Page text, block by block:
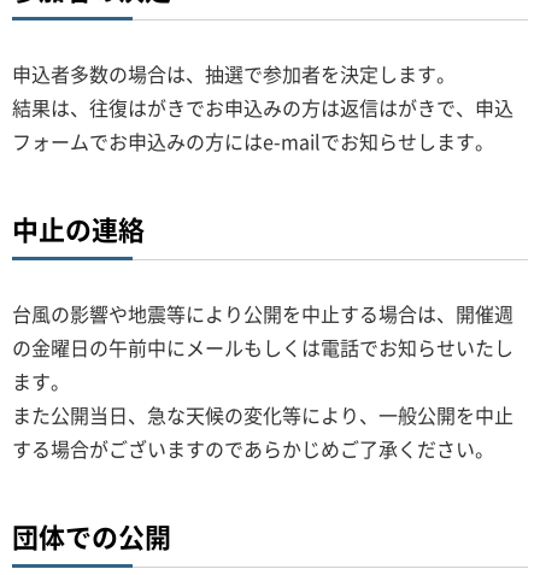
申込者多数の場合は、抽選で参加者を決定します。
結果は、往復はがきでお申込みの方は返信はがきで、申込
フォームでお申込みの方にはe-mailでお知らせします。
中止の連絡
台風の影響や地震等により公開を中止する場合は、開催週
の金曜日の午前中にメールもしくは電話でお知らせいたし
ます。
また公開当日、急な天候の変化等により、一般公開を中止
する場合がございますのであらかじめご了承ください。
団体での公開